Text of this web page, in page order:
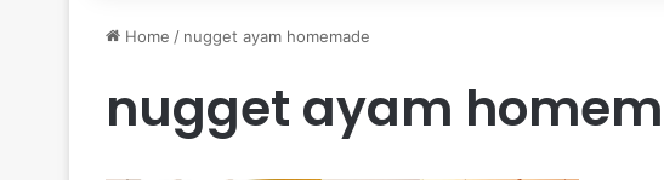
Home / nugget ayam homemade
nugget ayam